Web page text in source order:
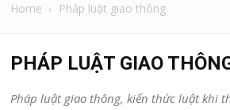
luật
Home Pháp luật giao thông
PHÁP LUẬT GIAO
Pháp luật giao thông, kiến thức luật khi